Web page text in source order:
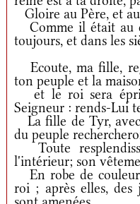
Gloire au Père, et
Comme il était au
toujours, et dans les
Ecoute, ma fille,
ton peuple et la
et le roi sera
Seigneur : rends-Lui
La fille de Tyr,
du peuple
Toute
l'intérieur; son
En robe de
roi ; après elles, des